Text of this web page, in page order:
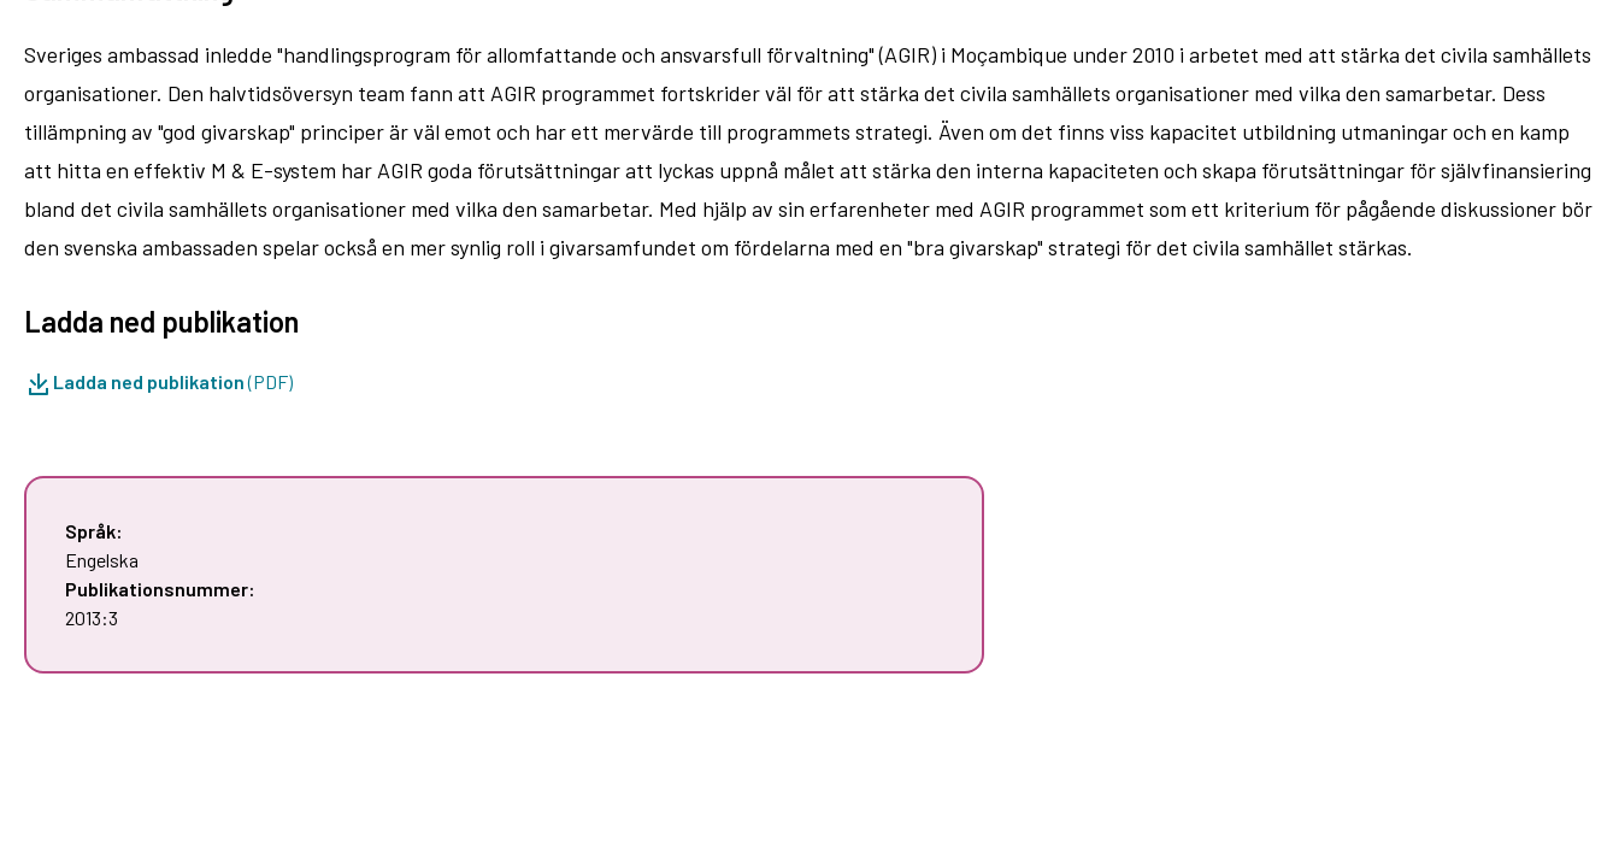
Sveriges ambassad inledde "handlingsprogram för allomfattande och ansvarsfull förvaltning" (AGIR) i Moçambique under 2010 i arbetet med att stärka det civila samhällets
organisationer. Den halvtidsöversyn team fann att AGIR programmet fortskrider väl för att stärka det civila samhällets organisationer med vilka den samarbetar. Dess
tillämpning av "god givarskap" principer är väl emot och har ett mervärde till programmets strategi. Även om det finns viss kapacitet utbildning utmaningar och en kamp
att hitta en effektiv M & E-system har AGIR goda förutsättningar att lyckas uppnå målet att stärka den interna kapaciteten och skapa förutsättningar för självfinansiering
bland det civila samhällets organisationer med vilka den samarbetar. Med hjälp av sin erfarenheter med AGIR programmet som ett kriterium för pågående diskussioner bör
den svenska ambassaden spelar också en mer synlig roll i givarsamfundet om fördelarna med en "bra givarskap" strategi för det civila samhället stärkas.
Ladda ned publikation
Ladda ned publikation(PDF)
Språk:
Engelska
Publikationsnummer:
2013:3